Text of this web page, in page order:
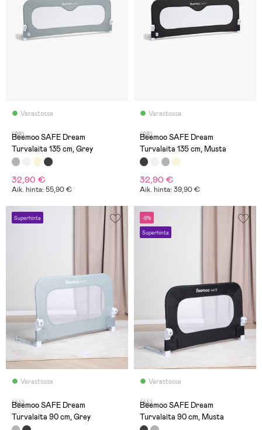
Varastossa
(88)
Beemoo SAFE Dream
Turvalaita 135 cm, Grey
32,90 €
Aik. hinta: 55,90 €
Varastossa
(88)
Beemoo SAFE Dream
Turvalaita 135 cm, Musta
32,90 €
Aik. hinta: 39,90 €
Superhinta
Varastossa
(44)
Beemoo SAFE Dream
Turvalaita 90 cm, Grey
-9%
Superhinta
Varastossa
(44)
Beemoo SAFE Dream
Turvalaita 90 cm, Musta